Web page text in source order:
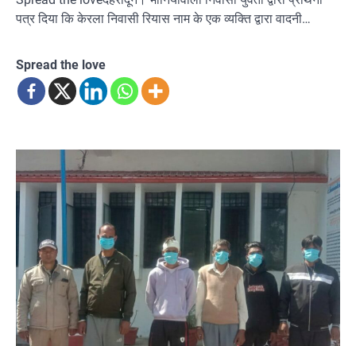
पत्र दिया कि केरला निवासी रियास नाम के एक व्यक्ति द्वारा वादनी…
Spread the love